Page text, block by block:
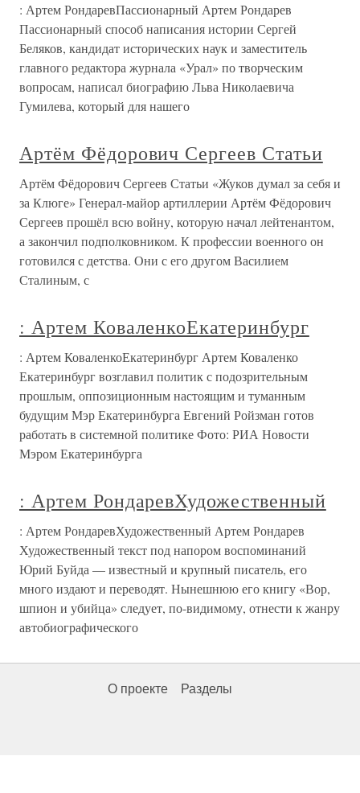
: Артем РондаревПассионарный Артем Рондарев
Пассионарный способ написания истории Сергей
Беляков, кандидат исторических наук и заместитель
главного редактора журнала «Урал» по творческим
вопросам, написал биографию Льва Николаевича
Гумилева, который для нашего
Артём Фёдорович Сергеев Статьи
Артём Фёдорович Сергеев Статьи «Жуков думал за себя и
за Клюге» Генерал-майор артиллерии Артём Фёдорович
Сергеев прошёл всю войну, которую начал лейтенантом,
а закончил подполковником. К профессии военного он
готовился с детства. Они с его другом Василием
Сталиным, с
: Артем КоваленкоЕкатеринбург
: Артем КоваленкоЕкатеринбург Артем Коваленко
Екатеринбург возглавил политик с подозрительным
прошлым, оппозиционным настоящим и туманным
будущим Мэр Екатеринбурга Евгений Ройзман готов
работать в системной политике Фото: РИА Новости
Мэром Екатеринбурга
: Артем РондаревХудожественный
: Артем РондаревХудожественный Артем Рондарев
Художественный текст под напором воспоминаний
Юрий Буйда — известный и крупный писатель, его
много издают и переводят. Нынешнюю его книгу «Вор,
шпион и убийца» следует, по-видимому, отнести к жанру
автобиографического
О проекте Разделы